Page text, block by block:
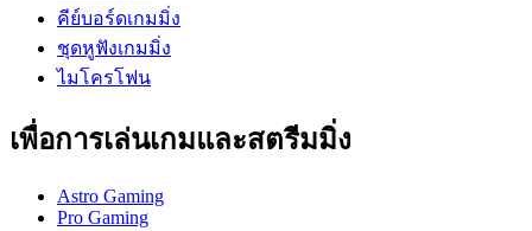
คีย์บอร์ดเกมมิ่ง
ชุดหูฟังเกมมิ่ง
ไมโครโฟน
เพื่อการเล่นเกมและสตรีมมิ่ง
Astro Gaming
Pro Gaming